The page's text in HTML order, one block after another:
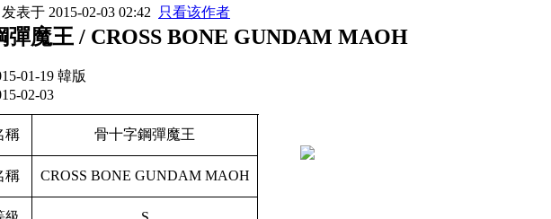
表于 2015-02-03 02:42 只看该作者
彈魔王 / CROSS BONE GUNDAM MAOH
01-19 韓版
02-03
稱 骨十字鋼彈魔王
稱 CROSS BONE GUNDAM MAOH